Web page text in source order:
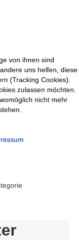
von ihnen sind
uns helfen, diese
(Tracking Cookies).
zulassen möchten.
nicht mehr
von ihnen sind
uns helfen, diese
(Tracking Cookies).
zulassen möchten.
nicht mehr